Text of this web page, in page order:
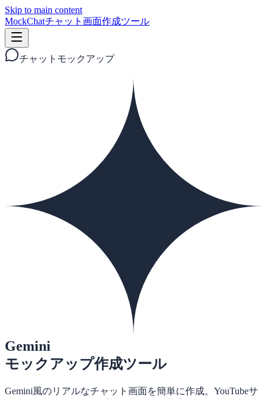
Skip to main content
MockChatチャット画面作成ツール
チャットモックアップ
Gemini
モックアップ作成ツール
Gemini風のリアルなチャット画面を簡単に作成。YouTubeサ